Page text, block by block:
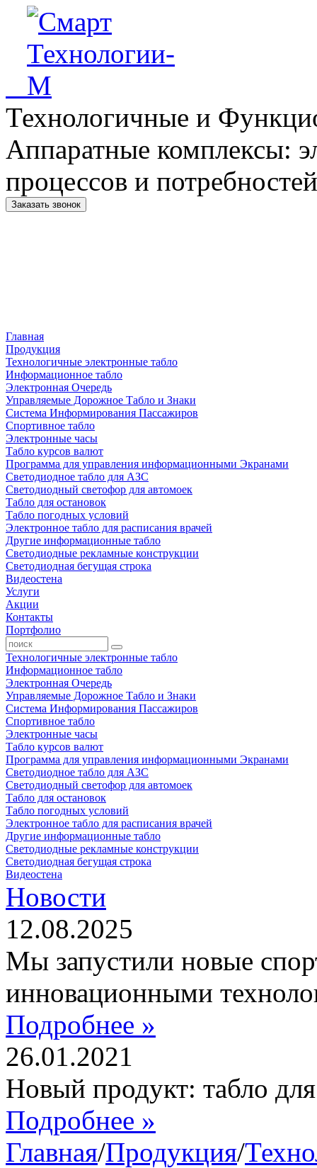
Технологичные и
Аппаратные комплексы:
процессов и
Заказать звонок
Главная
Продукция
Технологичные электронные табло
Информационное табло
Электронная Очередь
Управляемые Дорожное Табло и Знаки
Система Информирования Пассажиров
Спортивное табло
Электронные часы
Табло курсов валют
Программа для управления информационными Экранами
Светодиодное табло для АЗС
Светодиодный светофор для автомоек
Табло для остановок
Табло погодных условий
Электронное табло для расписания врачей
Другие информационные табло
Светодиодные рекламные конструкции
Светодиодная бегущая строка
Видеостена
Услуги
Акции
Контакты
Портфолио
Технологичные электронные табло
Информационное табло
Электронная Очередь
Управляемые Дорожное Табло и Знаки
Система Информирования Пассажиров
Спортивное табло
Электронные часы
Табло курсов валют
Программа для управления информационными Экранами
Светодиодное табло для АЗС
Светодиодный светофор для автомоек
Табло для остановок
Табло погодных условий
Электронное табло для расписания врачей
Другие информационные табло
Светодиодные рекламные конструкции
Светодиодная бегущая строка
Видеостена
Новости
12.08.2025
Мы запустили новые
инновационными
Подробнее »
26.01.2021
Новый продукт: табло
Подробнее »
Главная/Продукция/